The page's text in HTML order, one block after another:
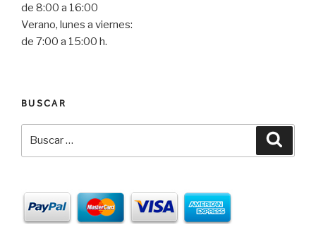
de 8:00 a 16:00
Verano, lunes a viernes:
de 7:00 a 15:00 h.
BUSCAR